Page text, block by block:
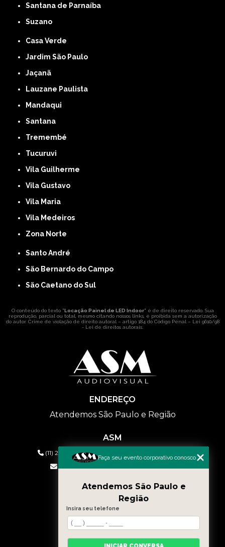
Santana de Parnaíba
Suzano
Casa Verde
Jardim São Paulo
Jaçanã
Lauzane Paulista
Mandaqui
Santana
Tremembé
Tucuruvi
Vila Guilherme
Vila Gustavo
Vila Maria
Vila Medeiros
Zona Norte
Santo André
São Bernardo do Campo
São Caetano do Sul
O conteúdo do texto " Locação Painel de LED Indoor" é de direito reservado. Sua
reprodução, parcial ou total, mesmo citando nossos links, é proibida sem a autorização
do autor. Crime de violação de direito autoral – artigo 184 do Código Penal – Lei 9610/98
- Lei de direitos autorais.
ENDEREÇO
Atendemos São Paulo e Região
ASM
(11) 2626-2019 (11) 99577-9954
eventos@asmaudiovisual.com.br
MENU
HOME
QUEM SOMOS
SERVIÇOS
CONTATO
Faça seu evento corporativo conosco
Atendemos São Paulo e
Região
Insira seu telefone